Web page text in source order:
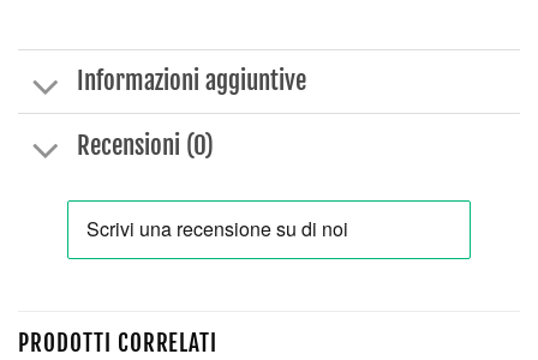
Informazioni aggiuntive
Recensioni (0)
PRODOTTI CORRELATI